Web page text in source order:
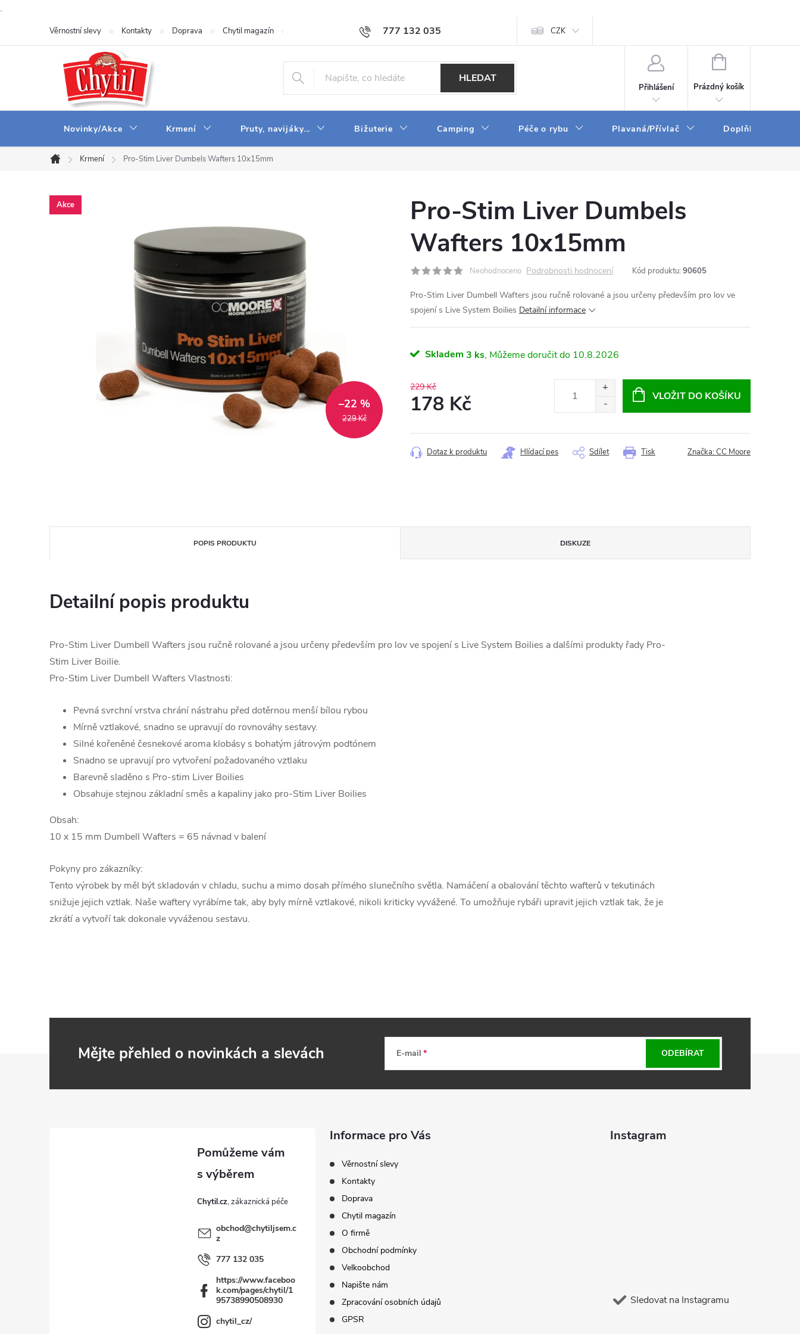
.
777 132 035
Věrnostní slevy Kontakty Doprava Chytil magazín Obchodní podmínky Velkoobchod Napište nám Zpracování osobních údajů
CZK
HLEDAT
Přihlášení
NÁKUPNÍ
Prázdný košík
Novinky/Akce Krmení Pruty, navijáky... Bižuterie Camping Péče o rybu Plavaná/Přívlač Doplňky a
Domů
Krmení Pro-Stim Liver Dumbels Wafters 10x15mm
Akce
229 Kč
–22 %
Pro-Stim Liver Dumbels
Wafters 10x15mm
Neohodnoceno Podrobnosti hodnocení Kód produktu: 90605
Pro-Stim Liver Dumbell Wafters jsou ručně rolované a jsou určeny především pro lov ve
spojení s Live System Boilies Detailní informace
Skladem 3 ks 10.8.2026
229 Kč
178 Kč
cena:
VLOŽIT DO KOŠÍKU
Tisk
Dotaz k produktu Hlídací pes Sdílet Značka:CC Moore
POPIS PRODUKTU DISKUZE
Detailní popis produktu
Pro-Stim Liver Dumbell Wafters jsou ručně rolované a jsou určeny především pro lov ve spojení s Live System Boilies a dalšími produkty řady Pro-
Stim Liver Boilie.
Pro-Stim Liver Dumbell Wafters Vlastnosti:
Pevná svrchní vrstva chrání nástrahu před dotěrnou menší bílou rybou
Mírně vztlakové, snadno se upravují do rovnováhy sestavy.
Silné kořeněné česnekové aroma klobásy s bohatým játrovým podtónem
Snadno se upravují pro vytvoření požadovaného vztlaku
Barevně sladěno s Pro-stim Liver Boilies
Obsahuje stejnou základní směs a kapaliny jako pro-Stim Liver Boilies
Obsah:
10 x 15 mm Dumbell Wafters = 65 návnad v balení
Pokyny pro zákazníky:
Tento výrobek by měl být skladován v chladu, suchu a mimo dosah přímého slunečního světla. Namáčení a obalování těchto wafterů v tekutinách
snižuje jejich vztlak. Naše waftery vyrábíme tak, aby byly mírně vztlakové, nikoli kriticky vyvážené. To umožňuje rybáři upravit jejich vztlak tak, že je
zkrátí a vytvoří tak dokonale vyváženou sestavu.
Mějte přehled o novinkách a slevách E-mail ODEBÍRAT
Chytil.cz
obchod@chytiljsem.c
z
777 132 035
https://www.faceboo
k.com/pages/chytil/1
95738990508930
chytil_cz/
Informace pro Vás
Věrnostní slevy
Kontakty
Doprava
Chytil magazín
O firmě
Obchodní podmínky
Velkoobchod
Napište nám
Zpracování osobních údajů
GPSR
Instagram
Sledovat na Instagramu